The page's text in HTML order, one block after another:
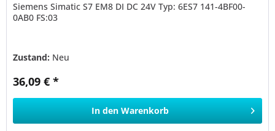
Siemens Simatic S7 EM8 DI DC 24V Typ: 6ES7 141-4BF00-
0AB0 FS:03
Zustand: Neu
36,09 € *
In den Warenkorb